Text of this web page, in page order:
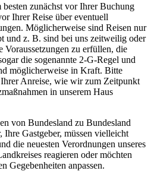
zunächst vor Ihrer Buchung
Ihrer Reise über eventuell
Möglicherweise sind Reisen nur
und z. B. sind bei uns zeitweilig oder
Voraussetzungen zu erfüllen, die
die sogenannte 2-G-Regel und
möglicherweise in Kraft. Bitte
Anreise, wie wir zum Zeitpunkt
in unserem Haus
von Bundesland zu Bundesland
Gastgeber, müssen vielleicht
die neuesten Verordnungen unseres
reagieren oder möchten
Gegebenheiten anpassen.